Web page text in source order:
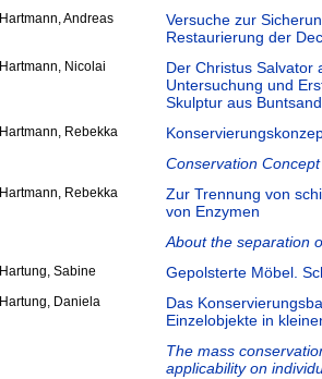
Hartmann, Andreas
Versuche zur
Restaurierung der
Hartmann, Nicolai
Der Christus Salvator
Untersuchung und
Skulptur aus
Hartmann, Rebekka
Conservation
Hartmann, Rebekka
Zur Trennung von
von Enzymen
About the separation
Hartung, Sabine Gepolsterte Möbel.
Hartung, Daniela
Das
Einzelobjekte in
The mass
applicability on